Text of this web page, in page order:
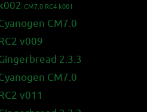
k002 CM7.0 RC4 k001
CM7.0
v009
2.3.3
CM7.0
v011